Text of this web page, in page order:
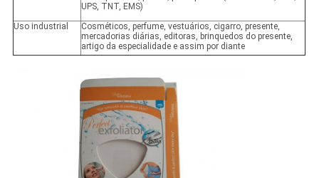
UPS, TNT, EMS)
Uso industrial
Cosméticos, perfume, vestuários, cigarro, presente,
mercadorias diárias, editoras, brinquedos do presente,
artigo da especialidade e assim por diante